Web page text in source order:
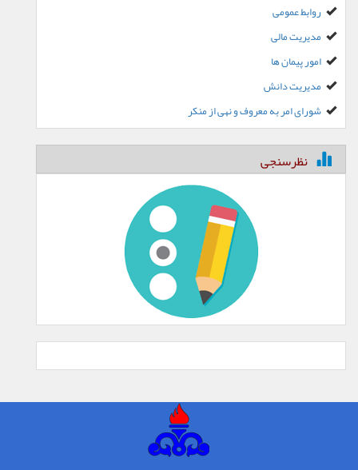
روابط عمومی
مدیریت مالی
امور پیمان ها
مدیریت دانش
شورای امر به معروف و نهی از منکر
نظرسنجی